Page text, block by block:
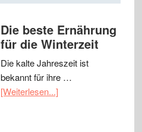
Die beste Ernährung
für die Winterzeit
Die kalte Jahreszeit ist
bekannt für ihre …
[Weiterlesen...]